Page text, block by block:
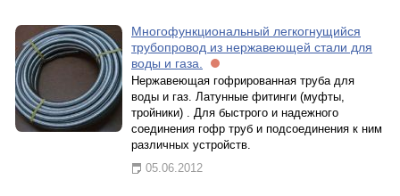
Многофункциональный легкогнущийся
трубопровод из нержавеющей стали для
воды и газа.
Нержавеющая гофрированная труба для
воды и газ. Латунные фитинги (муфты,
тройники) . Для быстрого и надежного
соединения гофр труб и подсоединения к ним
различных устройств.
05.06.2012